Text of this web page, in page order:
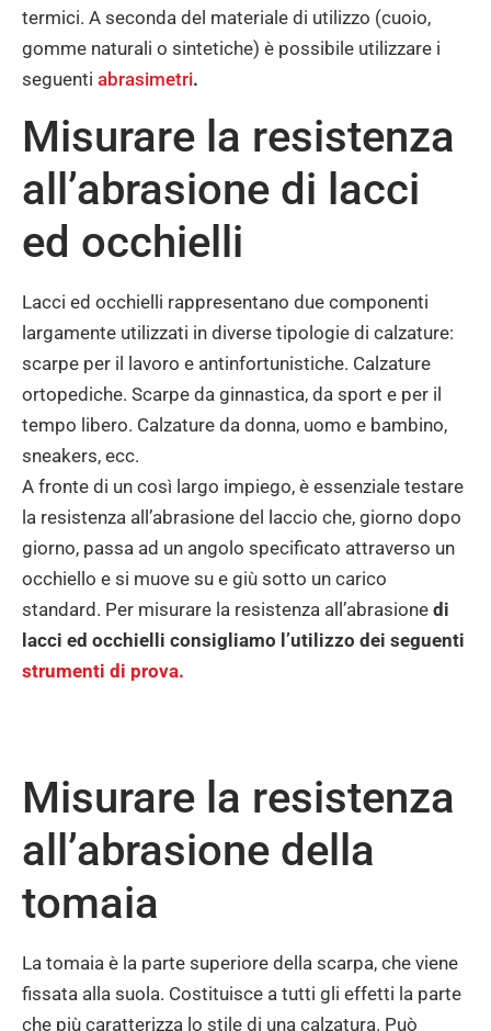
termici. A seconda del materiale di utilizzo (cuoio,
gomme naturali o sintetiche) è possibile utilizzare i
seguenti abrasimetri.
Misurare la resistenza
all’abrasione di lacci
ed occhielli
Lacci ed occhielli rappresentano due componenti
largamente utilizzati in diverse tipologie di calzature:
scarpe per il lavoro e antinfortunistiche. Calzature
ortopediche. Scarpe da ginnastica, da sport e per il
tempo libero. Calzature da donna, uomo e bambino,
sneakers, ecc.
A fronte di un così largo impiego, è essenziale testare
la resistenza all’abrasione del laccio che, giorno dopo
giorno, passa ad un angolo specificato attraverso un
occhiello e si muove su e giù sotto un carico
standard. Per misurare la resistenza all’abrasione di
lacci ed occhielli consigliamo l’utilizzo dei seguenti
strumenti di prova.
Misurare la resistenza
all’abrasione della
tomaia
La tomaia è la parte superiore della scarpa, che viene
fissata alla suola. Costituisce a tutti gli effetti la parte
che più caratterizza lo stile di una calzatura. Può